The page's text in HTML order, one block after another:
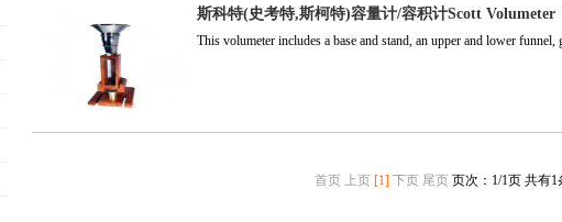
斯科特(史考特,斯柯特)容量计/容积计Scott Volumeter
This volumeter includes a base and stand, an upper and lower
首页 上页 [1] 下页 尾页 页次：1/1页 共有1